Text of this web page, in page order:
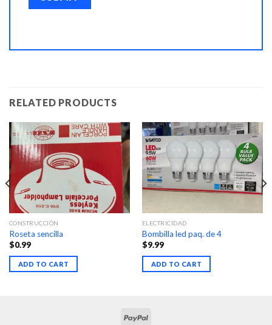
RELATED PRODUCTS
CONSTRUCCIÓN
Roseta sencilla
$0.99
ADD TO CART
ELECTRICIDAD
Bombilla led paq. de 4
$9.99
ADD TO CART